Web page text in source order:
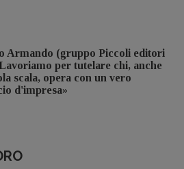
Armando (gruppo Piccoli editori
per tutelare chi, anche
scala, opera con un vero
d'impresa»